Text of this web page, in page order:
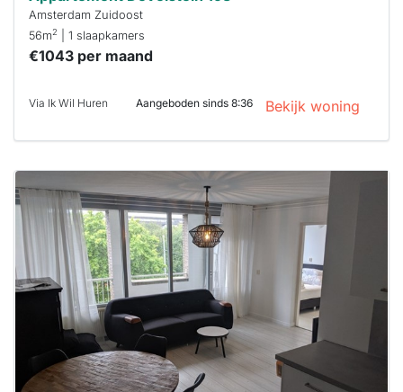
Amsterdam Zuidoost
56m2 | 1 slaapkamers
€1043 per maand
Via Ik Wil Huren Aangeboden sinds 8:36 Bekijk woning
Deze woning
is
waarschijnlijk
al verhuurd
Om kans te
maken moet je
binnen 15
minuten
reageren.
Stekkies helpt
je hierbij!